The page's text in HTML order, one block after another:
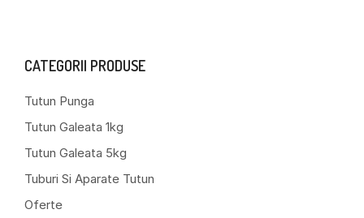
CATEGORII PRODUSE
Tutun Punga
Tutun Galeata 1kg
Tutun Galeata 5kg
Tuburi Si Aparate Tutun
Oferte